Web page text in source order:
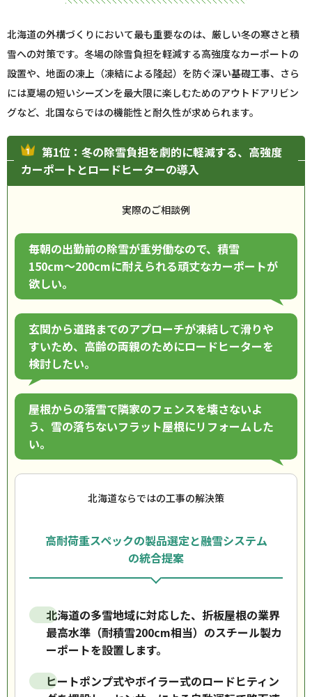
北海道の外構づくりにおいて最も重要なのは、厳しい冬の寒さと積
雪への対策です。冬場の除雪負担を軽減する高強度なカーポートの
設置や、地面の凍上（凍結による隆起）を防ぐ深い基礎工事、さら
には夏場の短いシーズンを最大限に楽しむためのアウトドアリビン
グなど、北国ならではの機能性と耐久性が求められます。
第1位：冬の除雪負担を劇的に軽減する、高強度
カーポートとロードヒーターの導入
実際のご相談例
毎朝の出勤前の除雪が重労働なので、積雪
150cm〜200cmに耐えられる頑丈なカーポートが
欲しい。
玄関から道路までのアプローチが凍結して滑りや
すいため、高齢の両親のためにロードヒーターを
検討したい。
屋根からの落雪で隣家のフェンスを壊さないよ
う、雪の落ちないフラット屋根にリフォームした
い。
北海道ならではの工事の解決策
高耐荷重スペックの製品選定と融雪システム
の統合提案
北海道の多雪地域に対応した、折板屋根の業界
最高水準（耐積雪200cm相当）のスチール製カ
ーポートを設置します。
ヒートポンプ式やボイラー式のロードヒティン